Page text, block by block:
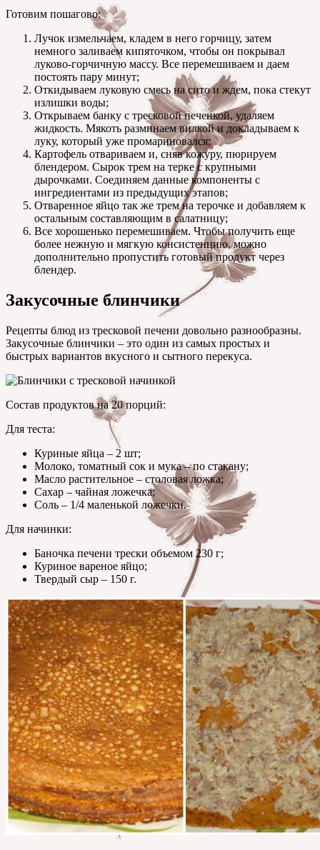
Готовим пошагово:
Лучок измельчаем, кладем в него горчицу, затем
немного заливаем кипяточком, чтобы он покрывал
луково-горчичную массу. Все перемешиваем и даем
постоять пару минут;
Откидываем луковую смесь на сито и ждем, пока стекут
излишки воды;
Открываем банку с тресковой печенкой, удаляем
жидкость. Мякоть разминаем вилкой и докладываем к
луку, который уже промариновался;
Картофель отвариваем и, сняв кожуру, пюрируем
блендером. Сырок трем на терке с крупными
дырочками. Соединяем данные компоненты с
ингредиентами из предыдущих этапов;
Отваренное яйцо так же трем на терочке и добавляем к
остальным составляющим в салатницу;
Все хорошенько перемешиваем. Чтобы получить еще
более нежную и мягкую консистенцию, можно
дополнительно пропустить готовый продукт через
блендер.
Закусочные блинчики
Рецепты блюд из тресковой печени довольно разнообразны.
Закусочные блинчики – это один из самых простых и
быстрых вариантов вкусного и сытного перекуса.
Состав продуктов на 20 порций:
Для теста:
Куриные яйца – 2 шт;
Молоко, томатный сок и мука – по стакану;
Масло растительное – столовая ложка;
Сахар – чайная ложечка;
Соль – 1/4 маленькой ложечки.
Для начинки:
Баночка печени трески объемом 230 г;
Куриное вареное яйцо;
Твердый сыр – 150 г.